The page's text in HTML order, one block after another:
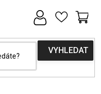
15% s kódem